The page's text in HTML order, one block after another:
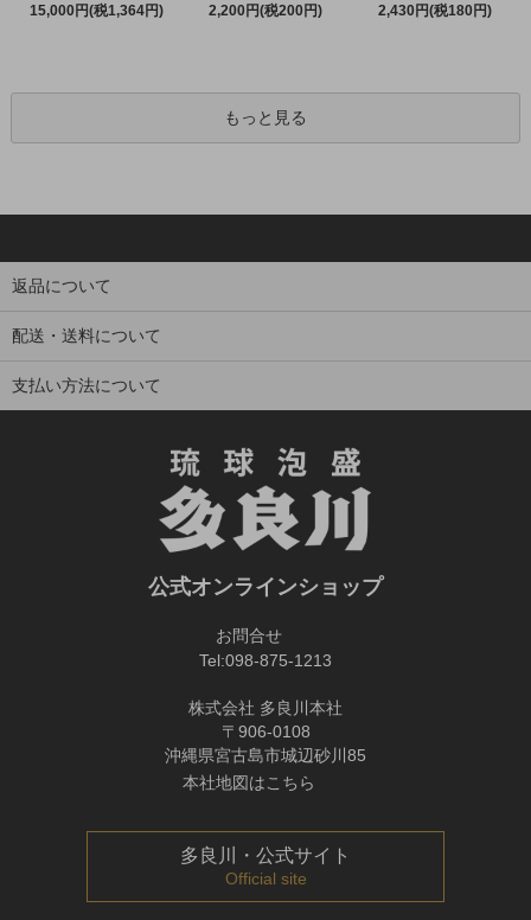
15,000円(税1,364円)
2,200円(税200円)
2,430円(税180円)
もっと見る
返品について
配送・送料について
支払い方法について
公式オンラインショップ
お問合せ
Tel:098-875-1213
株式会社 多良川本社
〒906-0108
沖縄県宮古島市城辺砂川85
本社地図はこちら
多良川・公式サイト
Official site